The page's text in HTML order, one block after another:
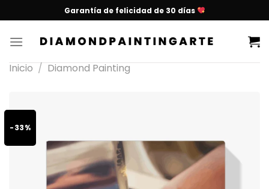
Garantía de felicidad de 30 días
Inicio / Diamond Painting
-33%